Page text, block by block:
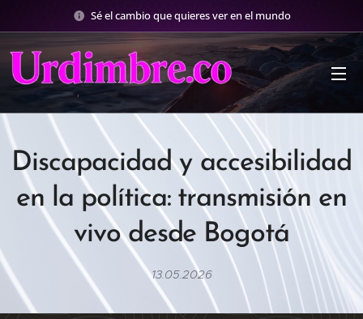
Sé el cambio que quieres ver en el mundo
Discapacidad y accesibilidad
en la política: transmisión en
vivo desde Bogotá
13.05.2026